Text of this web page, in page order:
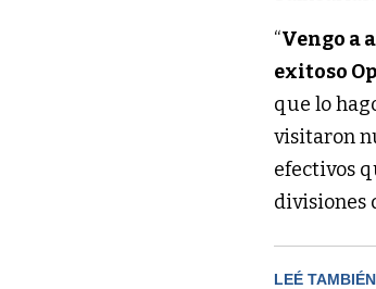
“Vengo a
exitoso
que lo
visitaron
efectivos
divisiones
LEÉ